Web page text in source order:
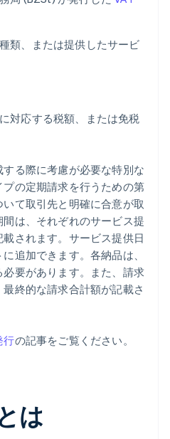
類、または提供したサービ
対応する税額、または免税
る際に考慮が必要な特別な
の定期請求を行うための第
て取引先と明確に合意が取
は、それぞれのサービス提
されます。サービス提供日
追加できます。各納品は、
要があります。また、請求
終的な請求合計額が記載さ
行の記事をご覧ください。
は